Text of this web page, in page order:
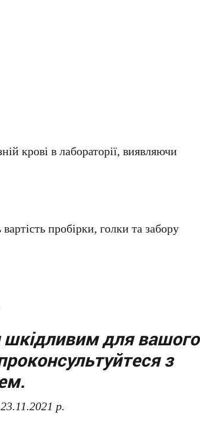
крові в лабораторії, виявляючи
пробірки, голки та забору
для вашого
з
р.